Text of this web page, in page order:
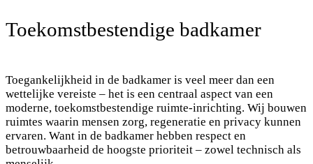
Toekomstbestendige badkamer
Toegankelijkheid in de badkamer is veel meer dan een
wettelijke vereiste – het is een centraal aspect van een
moderne, toekomstbestendige ruimte-inrichting. Wij bouwen
ruimtes waarin mensen zorg, regeneratie en privacy kunnen
ervaren. Want in de badkamer hebben respect en
betrouwbaarheid de hoogste prioriteit – zowel technisch als